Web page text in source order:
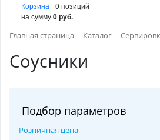
Корзина
0 позиций
на сумму0 руб.
Главная страница
Каталог
Соусники
Подбор параметров
Розничная цена